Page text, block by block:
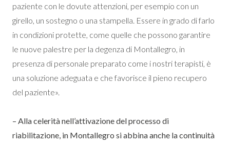
paziente con le dovute attenzioni, per esempio con un
girello, un sostegno o una stampella. Essere in grado di farlo
in condizioni protette, come quelle che possono garantire
le nuove palestre per la degenza di Montallegro, in
presenza di personale preparato come i nostri terapisti, è
una soluzione adeguata e che favorisce il pieno recupero
del paziente».
– Alla celerità nell’attivazione del processo di
riabilitazione, in Montallegro si abbina anche la continuità